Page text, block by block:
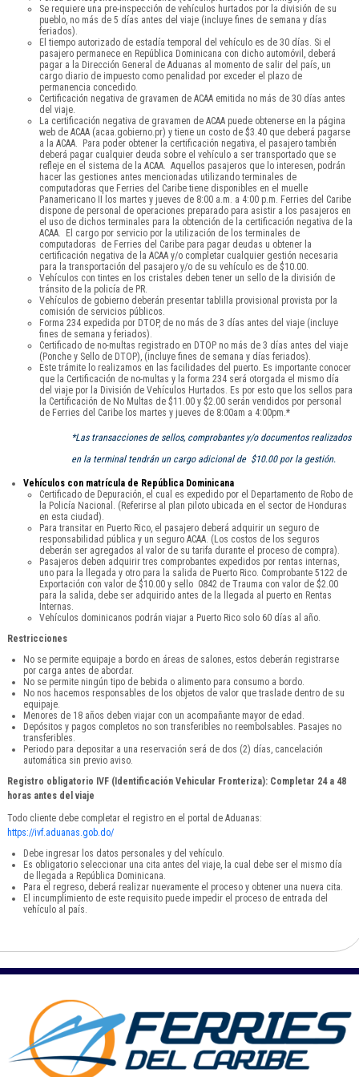
Se requiere una pre-inspección de vehículos hurtados por la división de su
pueblo, no más de 5 días antes del viaje (incluye fines de semana y días
feriados).
El tiempo autorizado de estadía temporal del vehículo es de 30 días. Si el
pasajero permanece en República Dominicana con dicho automóvil, deberá
pagar a la Dirección General de Aduanas al momento de salir del país, un
cargo diario de impuesto como penalidad por exceder el plazo de
permanencia concedido.
Certificación negativa de gravamen de ACAA emitida no más de 30 días antes
del viaje.
La certificación negativa de gravamen de ACAA puede obtenerse en la página
web de ACAA (acaa.gobierno.pr) y tiene un costo de $3.40 que deberá pagarse
a la ACAA. Para poder obtener la certificación negativa, el pasajero también
deberá pagar cualquier deuda sobre el vehículo a ser transportado que se
refleje en el sistema de la ACAA. Aquellos pasajeros que lo interesen, podrán
hacer las gestiones antes mencionadas utilizando terminales de
computadoras que Ferries del Caribe tiene disponibles en el muelle
Panamericano II los martes y jueves de 8:00 a.m. a 4:00 p.m. Ferries del Caribe
dispone de personal de operaciones preparado para asistir a los pasajeros en
el uso de dichos terminales para la obtención de la certificación negativa de la
ACAA. El cargo por servicio por la utilización de los terminales de
computadoras de Ferries del Caribe para pagar deudas u obtener la
certificación negativa de la ACAA y/o completar cualquier gestión necesaria
para la transportación del pasajero y/o de su vehículo es de $10.00.
Vehículos con tintes en los cristales deben tener un sello de la división de
tránsito de la policía de PR.
Vehículos de gobierno deberán presentar tablilla provisional provista por la
comisión de servicios públicos.
Forma 234 expedida por DTOP, de no más de 3 días antes del viaje (incluye
fines de semana y feriados).
Certificado de no-multas registrado en DTOP no más de 3 días antes del viaje
(Ponche y Sello de DTOP), (incluye fines de semana y días feriados).
Este trámite lo realizamos en las facilidades del puerto. Es importante conocer
que la Certificación de no-multas y la forma 234 será otorgada el mismo día
del viaje por la División de Vehículos Hurtados. Es por esto que los sellos para
la Certificación de No Multas de $11.00 y $2.00 serán vendidos por personal
de Ferries del Caribe los martes y jueves de 8:00am a 4:00pm.*
*Las transacciones de sellos, comprobantes y/o documentos realizados
en la terminal tendrán un cargo adicional de $10.00 por la gestión.
Vehículos con matrícula de República Dominicana
Certificado de Depuración, el cual es expedido por el Departamento de Robo de
la Policía Nacional. (Referirse al plan piloto ubicada en el sector de Honduras
en esta ciudad).
Para transitar en Puerto Rico, el pasajero deberá adquirir un seguro de
responsabilidad pública y un seguro ACAA. (Los costos de los seguros
deberán ser agregados al valor de su tarifa durante el proceso de compra).
Pasajeros deben adquirir tres comprobantes expedidos por rentas internas,
uno para la llegada y otro para la salida de Puerto Rico. Comprobante 5122 de
Exportación con valor de $10.00 y sello 0842 de Trauma con valor de $2.00
para la salida, debe ser adquirido antes de la llegada al puerto en Rentas
Internas.
Vehículos dominicanos podrán viajar a Puerto Rico solo 60 días al año.
Restricciones
No se permite equipaje a bordo en áreas de salones, estos deberán registrarse
por carga antes de abordar.
No se permite ningún tipo de bebida o alimento para consumo a bordo.
No nos hacemos responsables de los objetos de valor que traslade dentro de su
equipaje.
Menores de 18 años deben viajar con un acompañante mayor de edad.
Depósitos y pagos completos no son transferibles no reembolsables. Pasajes no
transferibles.
Periodo para depositar a una reservación será de dos (2) días, cancelación
automática sin previo aviso.
Registro obligatorio IVF (Identificación Vehicular Fronteriza): Completar 24 a 48
horas antes del viaje
Todo cliente debe completar el registro en el portal de Aduanas:
https://ivf.aduanas.gob.do/
Debe ingresar los datos personales y del vehículo.
Es obligatorio seleccionar una cita antes del viaje, la cual debe ser el mismo día
de llegada a República Dominicana.
Para el regreso, deberá realizar nuevamente el proceso y obtener una nueva cita.
El incumplimiento de este requisito puede impedir el proceso de entrada del
vehículo al país.